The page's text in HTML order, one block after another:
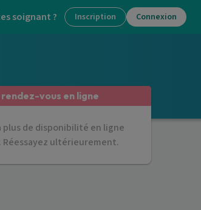
soignant ? Inscription Connexion
vous en ligne
plus de disponibilité en ligne
ultérieurement.